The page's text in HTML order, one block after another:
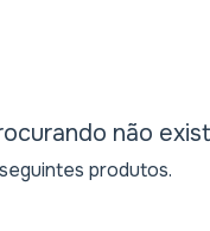
não
produtos.